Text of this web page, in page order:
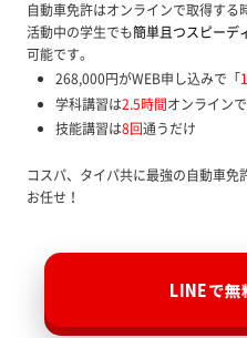
自動車免許はオンラインで取得す
活動中の学生でも簡単且つスピーデ
可能です。
268,000円がWEB申し込みで「
学科講習は2.5時間オンライン
技能講習は8回通うだけ
コスパ、タイパ共に最強の自動車
お任せ！
LINEで無